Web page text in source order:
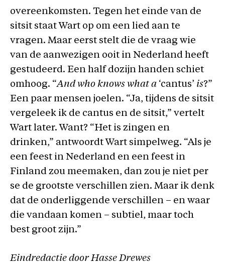
overeenkomsten. Tegen het einde van de
sitsit staat Wart op om een lied aan te
vragen. Maar eerst stelt die de vraag wie
van de aanwezigen ooit in Nederland heeft
gestudeerd. Een half dozijn handen schiet
omhoog. “And who knows what a ‘cantus’ is?”
Een paar mensen joelen. “Ja, tijdens de sitsit
vergeleek ik de cantus en de sitsit,” vertelt
Wart later. Want? “Het is zingen en
drinken,” antwoordt Wart simpelweg. “Als je
een feest in Nederland en een feest in
Finland zou meemaken, dan zou je niet per
se de grootste verschillen zien. Maar ik denk
dat de onderliggende verschillen – en waar
die vandaan komen – subtiel, maar toch
best groot zijn.”
Eindredactie door Hasse Drewes